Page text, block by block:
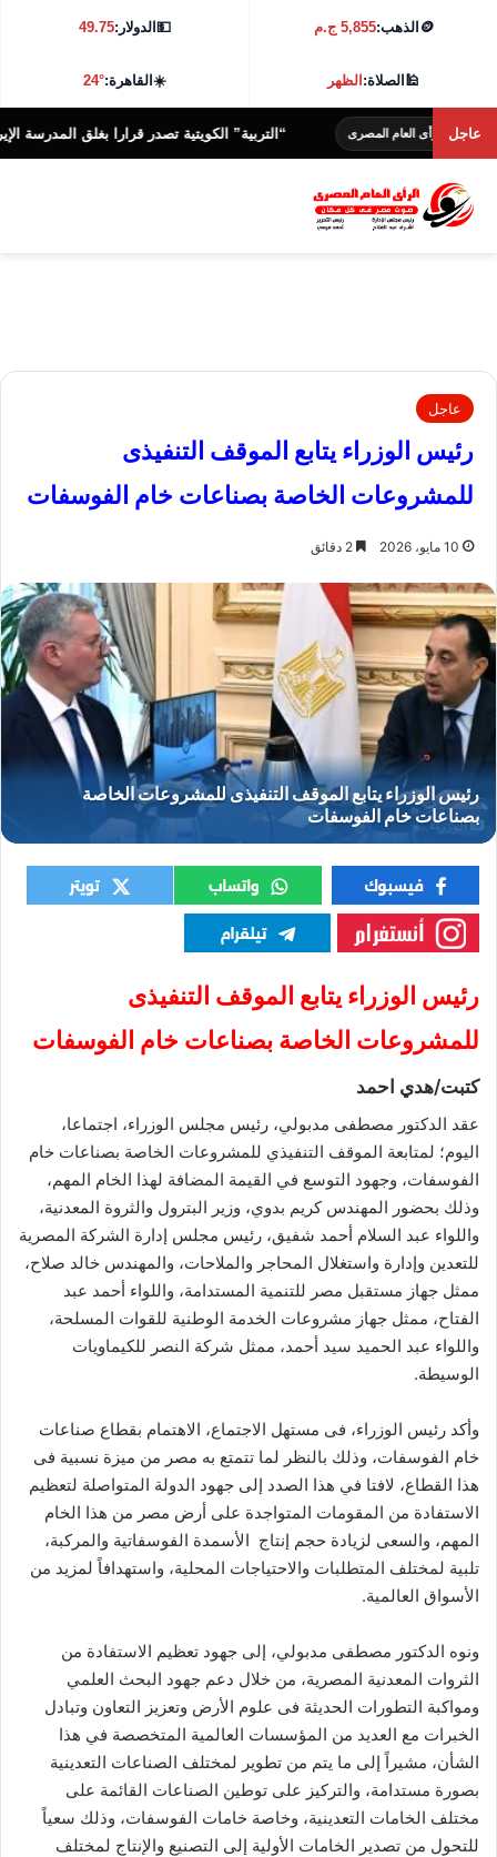
🪙 الذهب:5,855 ج.م 💵الدولار:49.75
🕌الصلاة:الظهر ☀️القاهرة:24°
عاجل
العام المصرى “التربية” الكويتية تصدر قرارا بغلق المدرسة الإيرانية
عاجل
رئيس الوزراء يتابع الموقف التنفيذى
للمشروعات الخاصة بصناعات خام الفوسفات
10 مايو، 2026
الوزراء
رئيس الوزراء يتابع الموقف التنفيذى
للمشروعات الخاصة بصناعات خام الفوسفات
كتبت/هدي احمد
عقد الدكتور مصطفى مدبولي، رئيس مجلس الوزراء، اجتماعا،
اليوم؛ لمتابعة الموقف التنفيذي للمشروعات الخاصة بصناعات خام
الفوسفات، وجهود التوسع في القيمة المضافة لهذا الخام المهم،
وذلك بحضور المهندس كريم بدوي، وزير البترول والثروة المعدنية،
واللواء عبد السلام أحمد شفيق، رئيس مجلس إدارة الشركة المصرية
للتعدين وإدارة واستغلال المحاجر والملاحات، والمهندس خالد صلاح،
ممثل جهاز مستقبل مصر للتنمية المستدامة، واللواء أحمد عبد
الفتاح، ممثل جهاز مشروعات الخدمة الوطنية للقوات المسلحة،
واللواء عبد الحميد سيد أحمد، ممثل شركة النصر للكيماويات
الوسيطة.
وأكد رئيس الوزراء، فى مستهل الاجتماع، الاهتمام بقطاع صناعات
خام الفوسفات، وذلك بالنظر لما تتمتع به مصر من ميزة نسبية فى
هذا القطاع، لافتا في هذا الصدد إلى جهود الدولة المتواصلة لتعظيم
الاستفادة من المقومات المتواجدة على أرض مصر من هذا الخام
المهم، والسعى لزيادة حجم إنتاج الأسمدة الفوسفاتية والمركبة،
تلبية لمختلف المتطلبات والاحتياجات المحلية، واستهدافاً لمزيد من
الأسواق العالمية.
ونوه الدكتور مصطفى مدبولي، إلى جهود تعظيم الاستفادة من
الثروات المعدنية المصرية، من خلال دعم جهود البحث العلمي
ومواكبة التطورات الحديثة فى علوم الأرض وتعزيز التعاون وتبادل
الخبرات مع العديد من المؤسسات العالمية المتخصصة في هذا
الشأن، مشيراً إلى ما يتم من تطوير لمختلف الصناعات التعدينية
بصورة مستدامة، والتركيز على توطين الصناعات القائمة على
مختلف الخامات التعدينية، وخاصة خامات الفوسفات، وذلك سعياً
للتحول من تصدير الخامات الأولية إلى التصنيع والإنتاج لمختلف